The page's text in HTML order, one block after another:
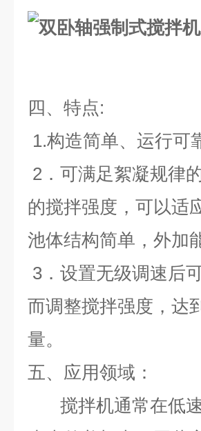
四、 特点:
1.构造简单、运行可
2．可满足絮凝规律
的搅拌强度，可以适
池体结构简单，外加
3．设置无级调速后
而调整搅拌强度，达
量。
五、应用领域：
搅拌机通常在低